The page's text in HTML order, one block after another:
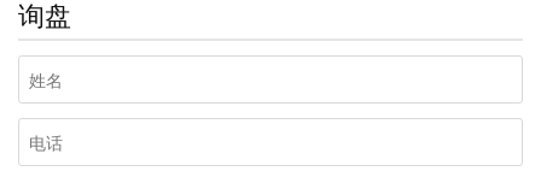
询盘